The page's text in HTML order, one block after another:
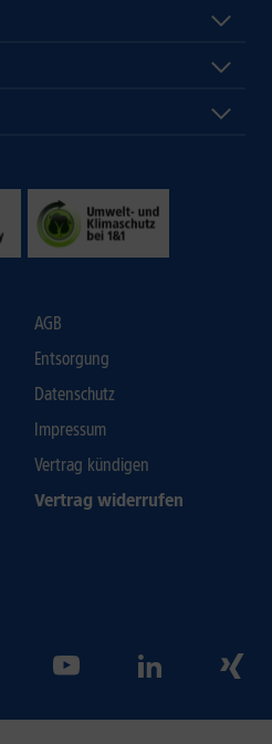
AGB
Entsorgung
Datenschutz
Impressum
Vertrag kündigen
Vertrag widerrufen